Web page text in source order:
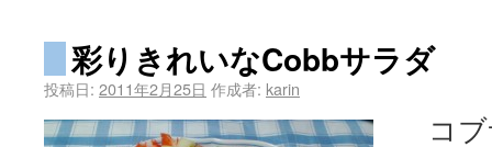
彩りきれいなCobbサラダ
投稿日: 2011年2月25日 作成者: karin
コブ